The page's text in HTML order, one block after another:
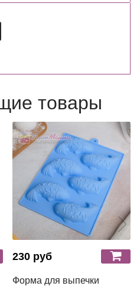
товары
230 руб
Форма для выпечки